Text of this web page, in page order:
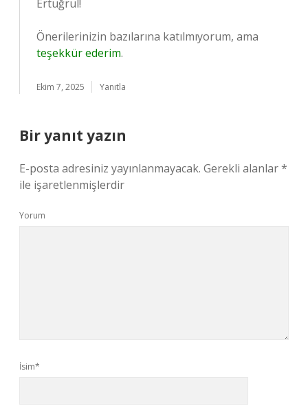
Ertuğrul!
Önerilerinizin bazılarına katılmıyorum, ama
teşekkür ederim.
Ekim 7, 2025 Yanıtla
Bir yanıt yazın
E-posta adresiniz yayınlanmayacak. Gerekli alanlar*
ile işaretlenmişlerdir
Yorum
İsim*